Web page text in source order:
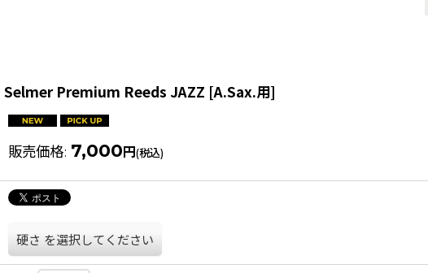
Selmer Premium Reeds JAZZ [A.Sax.用]
販売価格: 7,000 円(税込)
硬さ を選択してください